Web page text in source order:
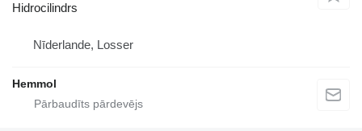
Hidrocilindrs
Nīderlande, Losser
Hemmol